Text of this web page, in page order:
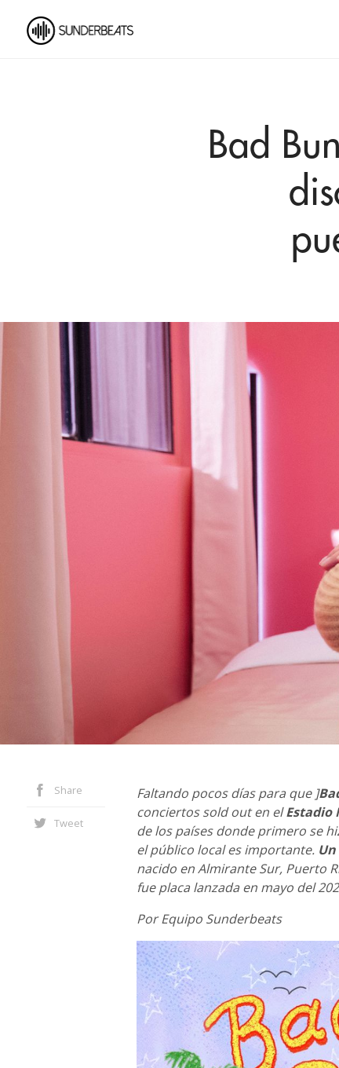
Bad
Share
Tweet
Faltando pocos días para que ]
conciertos sold out en elEstadio
de los países donde primero se
el público local es importante.
nacido en Almirante Sur, Puerto
fue placa lanzada en mayo del
Por Equipo Sunderbeats